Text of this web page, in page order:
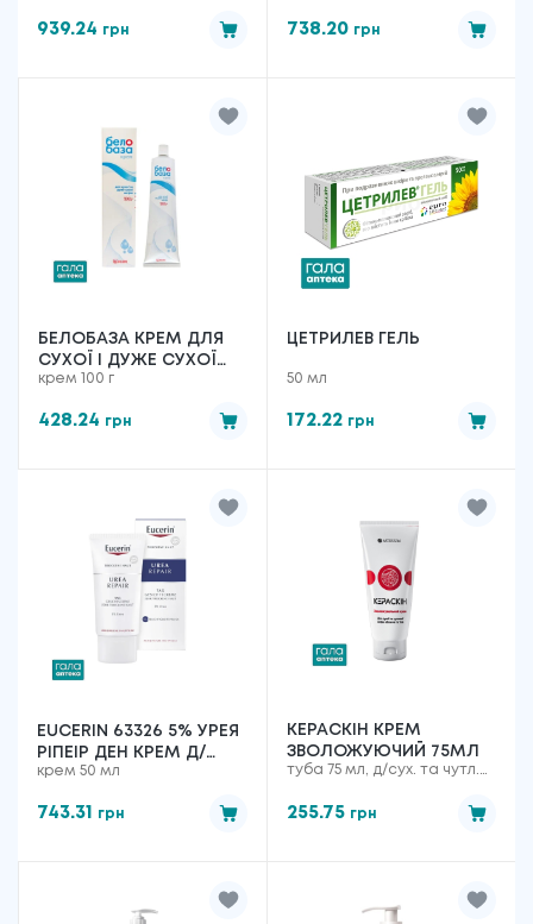
ЧУТЛИВОЇ ШКІРИ, 200
939.24 грн
ЗВОЛОЖЕННЯ СУХОЇ ТА
738.20 грн
БЕЛОБАЗА КРЕМ ДЛЯ
СУХОЇ І ДУЖЕ СУХОЇ
ШКІРИ 100Г
крем 100 г
428.24 грн
ЦЕТРИЛЕВ ГЕЛЬ
50 мл
172.22 грн
EUCERIN 63326 5% УРЕЯ
РІПЕІР ДЕН КРЕМ Д/
ДУЖЕ СУХ ШКІРИ ОБЛ
крем 50 мл
743.31 грн
КЕРАСКІН КРЕМ
ЗВОЛОЖУЮЧИЙ 75МЛ
туба 75 мл, д/сух. та чутл.
255.75 грн